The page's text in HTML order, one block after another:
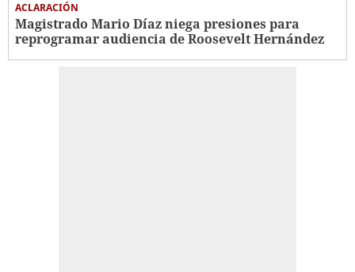
ACLARACIÓN
Magistrado Mario Díaz niega presiones para
reprogramar audiencia de Roosevelt Hernández